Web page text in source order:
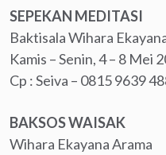
SEPEKAN MEDITASI
Baktisala Wihara
Kamis – Senin, 4 – 8 Mei
Cp : Seiva – ‪0815 9639
BAKSOS WAISAK
Wihara Ekayana Arama